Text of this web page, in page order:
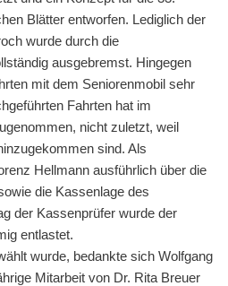
Blätter entworfen. Lediglich der
wurde durch die
ausgebremst. Hingegen
mit dem Seniorenmobil sehr
Fahrten hat im
nicht zuletzt, weil
sind. Als
Hellmann ausführlich über die
die Kassenlage des
der Kassenprüfer wurde der
entlastet.
wurde, bedankte sich Wolfgang
Mitarbeit von Dr. Rita Breuer